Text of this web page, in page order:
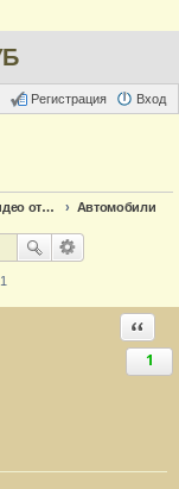
Вход
Регистрация
Фото и видео отчёт по аквапечати Автомобили
1